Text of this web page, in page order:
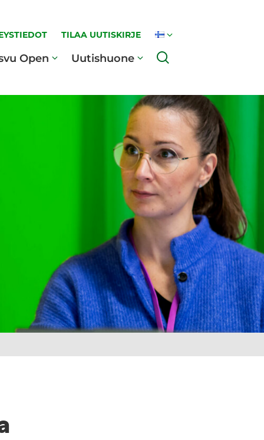
TILAA UUTISKIRJE
Open Uutishuone